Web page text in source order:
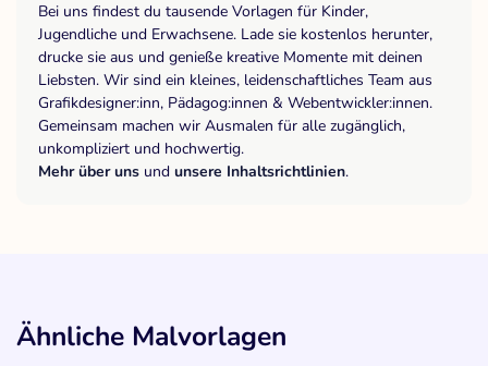
Bei uns findest du tausende Vorlagen für Kinder,
Jugendliche und Erwachsene. Lade sie kostenlos herunter,
drucke sie aus und genieße kreative Momente mit deinen
Liebsten. Wir sind ein kleines, leidenschaftliches Team aus
Grafikdesigner:inn, Pädagog:innen & Webentwickler:innen.
Gemeinsam machen wir Ausmalen für alle zugänglich,
unkompliziert und hochwertig.
Mehr über uns und unsere Inhaltsrichtlinien.
Ähnliche Malvorlagen